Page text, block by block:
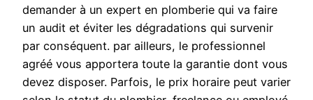
demander à un expert en plomberie qui va faire
un audit et éviter les dégradations qui survenir
par conséquent. par ailleurs, le professionnel
agréé vous apportera toute la garantie dont vous
devez disposer. Parfois, le prix horaire peut varier